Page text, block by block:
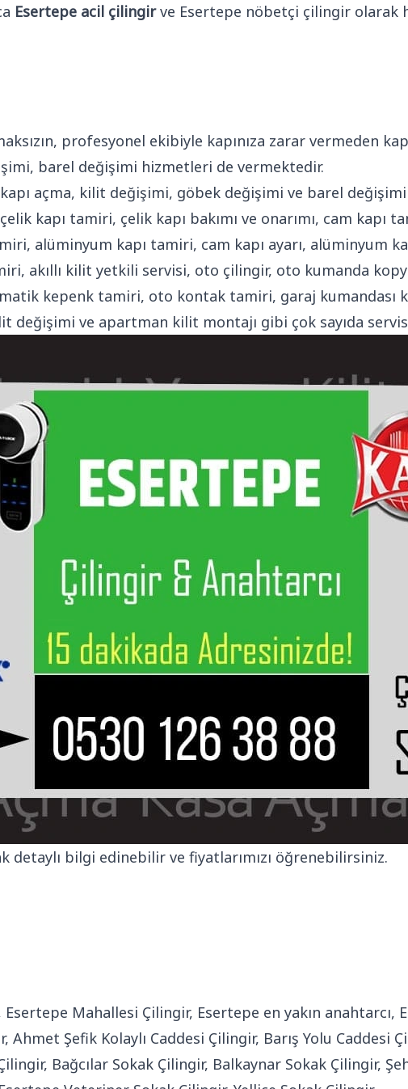
Esertepe acil çilingirve Esertepe nöbetçi çilingir olarak
profesyonel ekibiyle kapınıza zarar vermeden
barel değişimi hizmetleri de vermektedir.
açma, kilit değişimi, göbek değişimi ve barel değişimi
kapı tamiri, çelik kapı bakımı ve onarımı, cam
alüminyum kapı tamiri, cam kapı ayarı, alüminyum
akıllı kilit yetkili servisi, oto çilingir, oto kumanda
kepenk tamiri, oto kontak tamiri, garaj kumandası
ve apartman kilit montajı gibi çok sayıda
detaylı bilgi edinebilir ve fiyatlarımızı öğrenebilirsiniz.
Mahallesi Çilingir, Esertepe en yakın anahtarcı,
Şefik Kolaylı Caddesi Çilingir, Barış Yolu Caddesi
Bağcılar Sokak Çilingir, Balkaynar Sokak Çilingir,